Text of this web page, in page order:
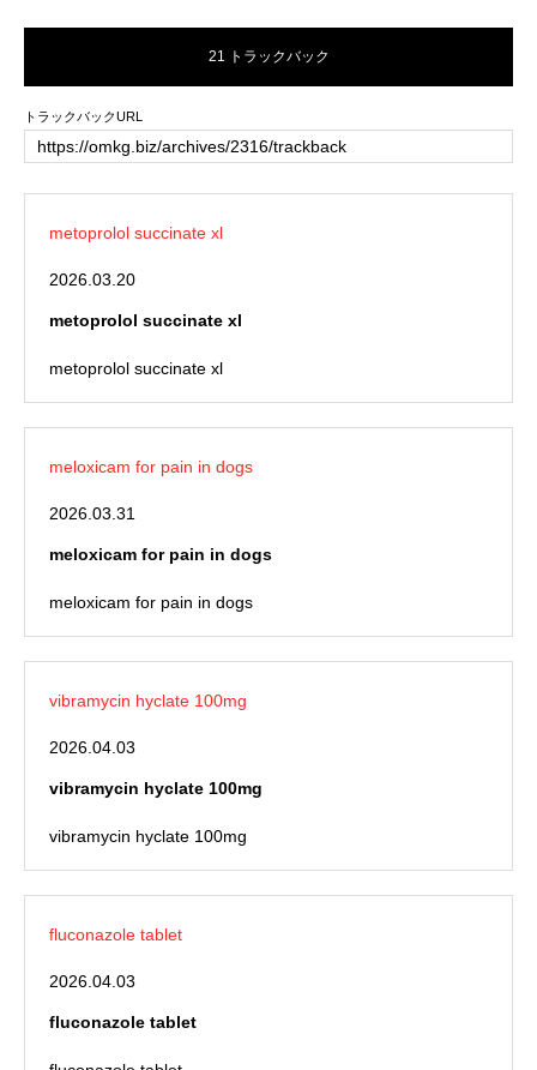
21 トラックバック
トラックバックURL
metoprolol succinate xl
2026.03.20
metoprolol succinate xl
metoprolol succinate xl
meloxicam for pain in dogs
2026.03.31
meloxicam for pain in dogs
meloxicam for pain in dogs
vibramycin hyclate 100mg
2026.04.03
vibramycin hyclate 100mg
vibramycin hyclate 100mg
fluconazole tablet
2026.04.03
fluconazole tablet